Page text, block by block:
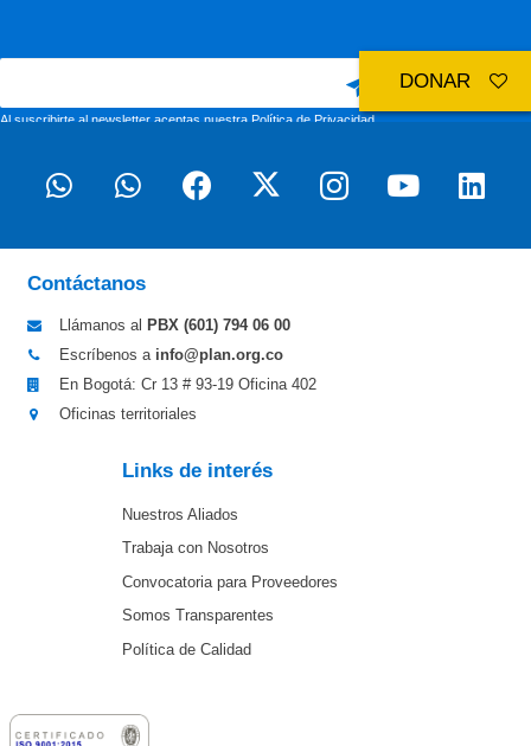
Al suscribirte al newsletter aceptas nuestraPolítica de Privacidad
Contáctanos
Llámanos al PBX (601) 794 06 00
Escríbenos a info@plan.org.co
En Bogotá: Cr 13 # 93-19 Oficina 402
Oficinas territoriales
Links de interés
Nuestros Aliados
Trabaja con Nosotros
Convocatoria para Proveedores
Somos Transparentes
Política de Calidad
DONAR